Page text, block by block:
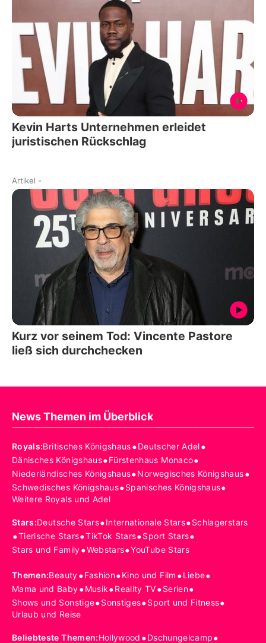
Kevin Harts Unternehmen erleidet
juristischen Rückschlag
Artikel -
Kurz vor seinem Tod: Vincente Pastore
ließ sich durchchecken
News Themen im Überblick
Royals:Britisches Königshaus•Deutscher Adel•
Dänisches Königshaus•Fürstenhaus Monaco•
Niederländisches Königshaus•Norwegisches Königshaus•
Schwedisches Königshaus•Spanisches Königshaus•
Weitere Royals und Adel
Stars:Deutsche Stars•Internationale Stars•Schlagerstars
•Tierische Stars•TikTok Stars•Sport Stars•
Stars und Family•Webstars•YouTube Stars
Themen:Beauty•Fashion•Kino und Film •Liebe•
Mama und Baby•Musik•Reality TV•Serien•
Shows und Sonstige•Sonstiges•Sport und Fitness•
Urlaub und Reise
Beliebteste Themen:Hollywood •Dschungelcamp•